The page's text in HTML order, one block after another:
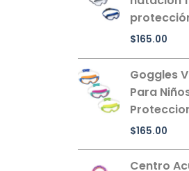
$165.00
Goggles
Para
$165.00
Centro